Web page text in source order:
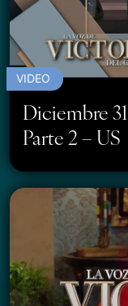
VIDEO
Diciembre
Parte 2 – US